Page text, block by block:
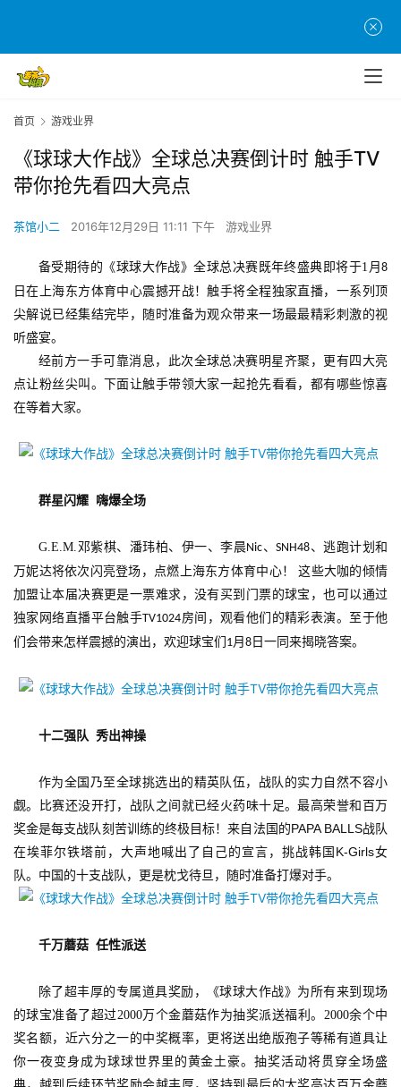
页
游
茶
创
手
机
游
戏
戏
休
首页 游戏业界
《球球大作战》全球总决赛倒计时 触手TV
带你抢先看四大亮点
茶馆小二 2016年12月29日 11:11 下午 游戏业界
备受期待的《球球大作战》全球总决赛既年终盛典即将于1 月8
日在上海东方体育中心震撼开战！触手将全程独家直播，一系列顶
尖解说已经集结完毕，随时准备为观众带来一场最最精彩刺激的视
听盛宴。
经前方一手可靠消息，此次全球总决赛明星齐聚，更有四大亮
点让粉丝尖叫。下面让触手带领大家一起抢先看看，都有哪些惊喜
在等着大家。
群星闪耀 嗨爆全场
G.E.M. 邓紫棋、潘玮柏、伊一、李晨Nic、 SNH48、逃跑计划和
万妮达将依次闪亮登场，点燃上海东方体育中心！ 这些大咖的倾情
加盟让本届决赛更是一票难求，没有买到门票的球宝，也可以通过
独家网络直播平台触手TV1024房间，观看他们的精彩表演。至于他
们会带来怎样震撼的演出，欢迎球宝们 1月 8 日一同来揭晓答案。
十二强队 秀出神操
作为全国乃至全球挑选出的精英队伍，战队的实力自然不容小
觑。
比赛还没开打，战队之间就已经火药味十足。最高荣誉和百万
奖金是每支战队刻苦训练的终极目标！来自法国的PAPA BALLS战队
在埃菲尔铁塔前，大声地喊出了自己的宣言 ，挑战韩国 K-Girls女
队。中国的十支战队，更是枕戈待旦，随时准备打爆对手。
千万蘑菇 任性派送
除了超丰厚的专属道具奖励，《球球大作战》为所有来到现场
的球宝准备了超过2000万个金蘑菇作为抽奖派送福利。2000余个中
奖名额，近六分之一的中奖概率，更将送出绝版孢子等稀有道具让
你一夜变身成为球球世界里的黄金土豪。抽奖活动将贯穿全场盛